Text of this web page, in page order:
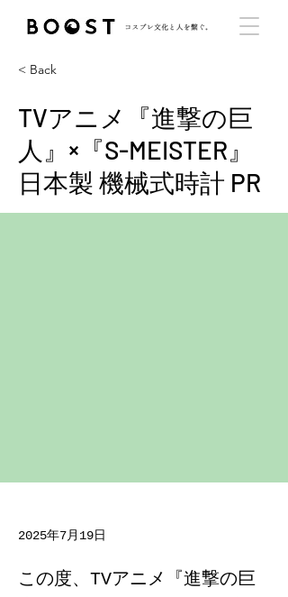
< Back
TVアニメ『進撃の巨
人』×『S-MEISTER』
日本製 機械式時計 PR
2025年7月19日
この度、TVアニメ『進撃の巨